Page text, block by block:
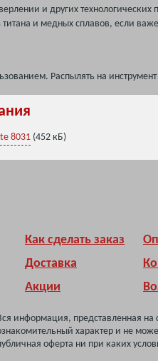
и других
титана и медных сплавов, если
Распылять на
8031 (452 кБ)
Как сделать заказ
Доставка
Акции
информация, представленная на
характер и не
оферта ни при каких